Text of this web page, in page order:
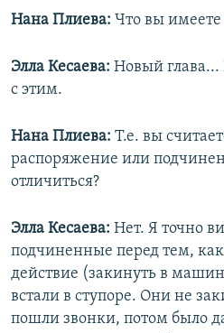
Нана Плиева: Что вы имеете
Элла Кесаева: Новый
с этим.
Нана Плиева: Т.е. вы
распоряжение или
отличиться?
Элла Кесаева: Нет. Я точно
подчиненные перед тем, как
действие (закинуть в
встали в ступоре. Они не
пошли звонки, потом было